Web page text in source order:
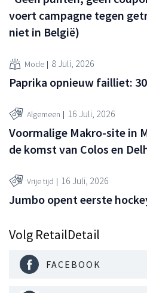
voert campagne tegen
niet in België)
Mode 8 Juli, 2026
Paprika opnieuw failliet:
Algemeen 16 Juli, 2026
Voormalige Makro-site in
de komst van Colos en
Vrije tijd 16 Juli, 2026
Jumbo opent eerste
Volg RetailDetail
FACEBOOK